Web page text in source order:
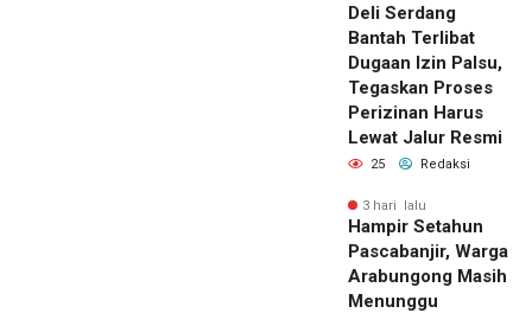
Deli Serdang
Bantah Terlibat
Dugaan Izin Palsu,
Tegaskan Proses
Perizinan Harus
Lewat Jalur Resmi
25 Redaksi
3 hari lalu
Hampir Setahun
Pascabanjir, Warga
Arabungong Masih
Menunggu